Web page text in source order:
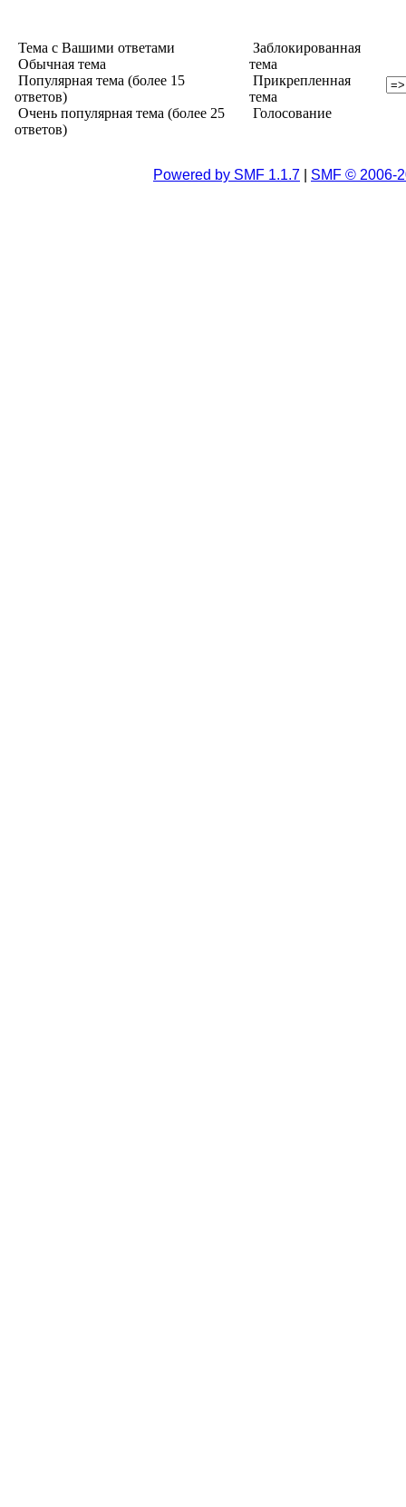
Тема с Вашими ответами
Обычная тема
Популярная тема (более 15
ответов)
Очень популярная тема (более 25
ответов)
Заблокированная
тема
Прикрепленная
тема
Голосование
Powered by SMF 1.1.7 SMF © 2006-